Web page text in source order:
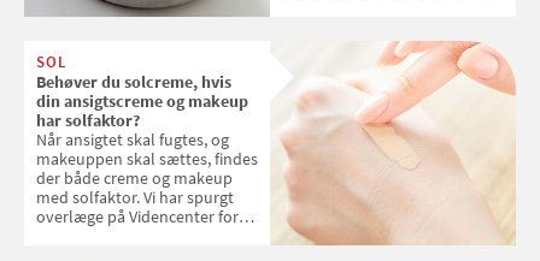
SOL
Behøver du solcreme, hvis
din ansigtscreme og makeup
har solfaktor?
Når ansigtet skal fugtes, og
makeuppen skal sættes, findes
der både creme og makeup
med solfaktor. Vi har spurgt
overlæge på Videncenter for